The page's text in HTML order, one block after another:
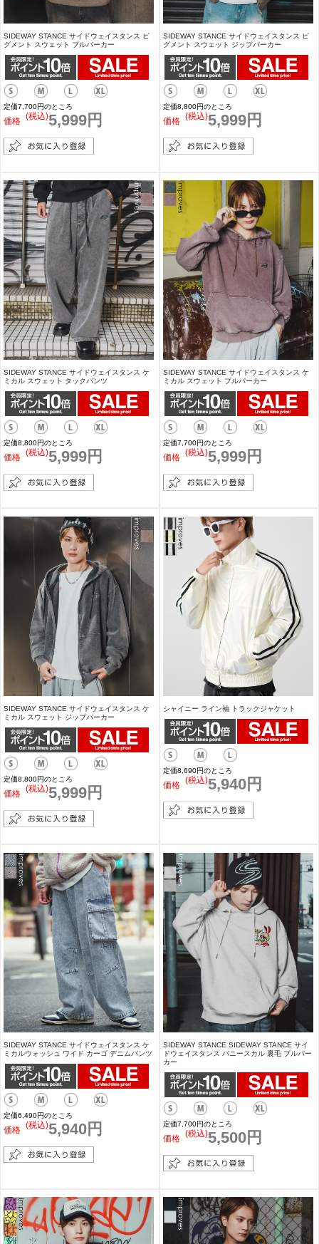
SIDEWAY STANCE サイドウェイスタンス ピ
グメント スウェット プルパーカー
定価7,700円のところ
価格 5,999円
(税込)
SIDEWAY STANCE サイドウェイスタンス ピ
グメント スウェット ジップパーカー
定価8,800円のところ
価格 5,999円
(税込)
SIDEWAY STANCE サイドウェイスタンス ケ
ミカル スウェット タックパンツ
定価8,800円のところ
価格 5,999円
(税込)
SIDEWAY STANCE サイドウェイスタンス ケ
ミカル スウェット プルパーカー
定価7,700円のところ
価格 5,999円
(税込)
SIDEWAY STANCE サイドウェイスタンス ケ
ミカル スウェット ジップパーカー
定価8,800円のところ
価格 5,999円
(税込)
シャイニー ライン袖 トラックジャケット
定価8,690円のところ
価格 5,940円
(税込)
SIDEWAY STANCE サイドウェイスタンス ケ
ミカルウォッシュ ワイド カーゴ デニムパンツ
定価6,490円のところ
価格 5,940円
(税込)
SIDEWAY STANCE SIDEWAY STANCE サイ
ドウェイスタンス バニースカル 裏毛 プルパー
カー
定価7,700円のところ
価格 5,500円
(税込)